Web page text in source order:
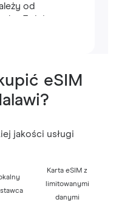
od
7-dniowy
eSIM
jakości usługi
Karta eSIM z
limitowanymi
danymi